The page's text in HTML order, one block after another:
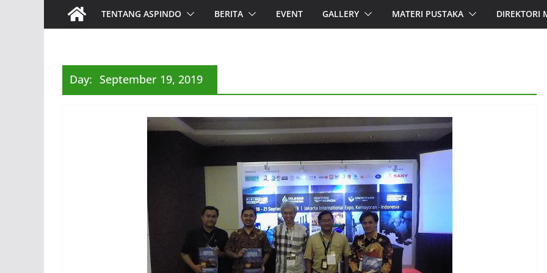
TENTANG ASPINDO BERITA EVENT GALLERY MATERI PUSTAKA DIREKTORI
Day: September 19, 2019